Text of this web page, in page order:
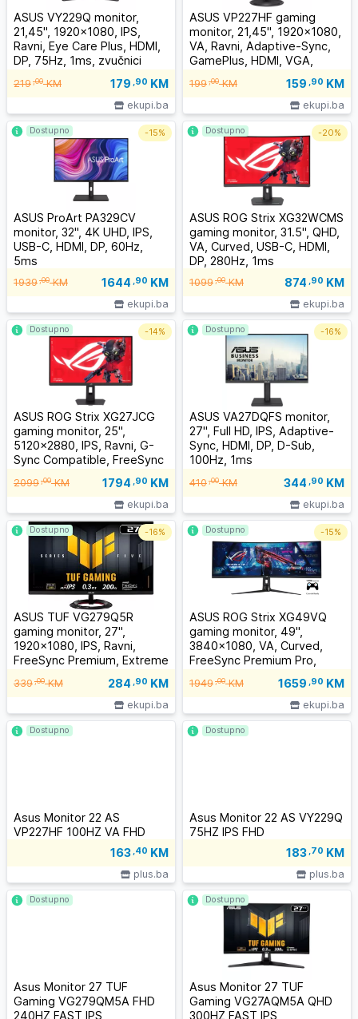
ASUS VY229Q monitor,
21,45", 1920x1080, IPS,
Ravni, Eye Care Plus, HDMI,
DP, 75Hz, 1ms, zvučnici
219,00KM 179 ,90 KM
ekupi.ba
ASUS VP227HF gaming
monitor, 21,45", 1920x1080,
VA, Ravni, Adaptive-Sync,
GamePlus, HDMI, VGA,
199,00KM 159 ,90 KM
ekupi.ba
ASUS ProArt PA329CV
monitor, 32", 4K UHD, IPS,
USB-C, HDMI, DP, 60Hz,
5ms
1939,00KM 1644 ,90 KM
ekupi.ba
Dostupno -15%
ASUS ROG Strix XG32WCMS
gaming monitor, 31.5", QHD,
VA, Curved, USB-C, HDMI,
DP, 280Hz, 1ms
1099,00KM 874 ,90 KM
ekupi.ba
Dostupno -20%
ASUS ROG Strix XG27JCG
gaming monitor, 25",
5120x2880, IPS, Ravni, G-
Sync Compatible, FreeSync
DP, USB-C, 180Hz, 0.03ms
2099,00KM 1794 ,90 KM
ekupi.ba
Dostupno -14%
ASUS VA27DQFS monitor,
27", Full HD, IPS, Adaptive-
Sync, HDMI, DP, D-Sub,
100Hz, 1ms
410,00KM 344 ,90 KM
ekupi.ba
Dostupno -16%
ASUS TUF VG279Q5R
gaming monitor, 27",
1920x1080, IPS, Ravni,
FreeSync Premium, Extreme
DP, 200Hz, 1ms, zvučnici
339,00KM 284 ,90 KM
ekupi.ba
Dostupno -16%
ASUS ROG Strix XG49VQ
gaming monitor, 49",
3840x1080, VA, Curved,
FreeSync Premium Pro,
144Hz, 4ms
1949,00KM 1659 ,90 KM
ekupi.ba
Dostupno -15%
Asus Monitor 22 AS
VP227HF 100HZ VA FHD
163 ,40 KM
plus.ba
Dostupno
Asus Monitor 22 AS VY229Q
75HZ IPS FHD
183 ,70 KM
plus.ba
Dostupno
Asus Monitor 27 TUF
Gaming VG279QM5A FHD
240HZ FAST IPS
Dostupno
Asus Monitor 27 TUF
Gaming VG27AQM5A QHD
300HZ FAST IPS
Dostupno